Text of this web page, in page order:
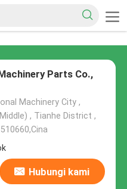
Parts Co.,
Machinery City ,
, Tianhe District ,
Hubungi kami